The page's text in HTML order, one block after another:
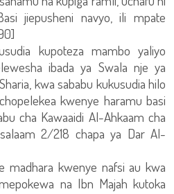
jiepusheni navyo, ili mpate
kupoteza mambo yaliyo
ibada ya Swala nje ya
kwa sababu kukusudia hilo
kwenye haramu basi
cha Kawaaidi Al-Ahkaam cha
2/218 chapa ya Dar Al-
madhara kwenye nafsi au kwa
na Ibn Majah kutoka